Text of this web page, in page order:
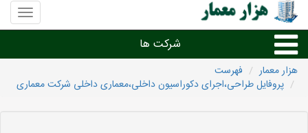
منوی
سایت
معمار
شرکت ها
طراحی داخلی و دکوراسیون داخلی
هزار معمار
فهرست
پروفایل طراحی،اجرای دکوراسیون داخلی،معماری داخلی شرکت معماری